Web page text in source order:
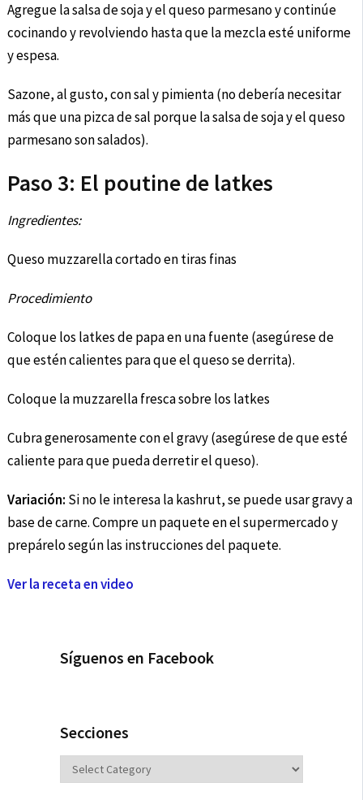
Agregue la salsa de soja y el queso parmesano y continúe
cocinando y revolviendo hasta que la mezcla esté uniforme
y espesa.
Sazone, al gusto, con sal y pimienta (no debería necesitar
más que una pizca de sal porque la salsa de soja y el queso
parmesano son salados).
Paso 3: El poutine de latkes
Ingredientes:
Queso muzzarella cortado en tiras finas
Procedimiento
Coloque los latkes de papa en una fuente (asegúrese de
que estén calientes para que el queso se derrita).
Coloque la muzzarella fresca sobre los latkes
Cubra generosamente con el gravy (asegúrese de que esté
caliente para que pueda derretir el queso).
Variación: Si no le interesa la kashrut, se puede usar gravy a
base de carne. Compre un paquete en el supermercado y
prepárelo según las instrucciones del paquete.
Ver la receta en video
Síguenos en Facebook
Secciones
Secciones